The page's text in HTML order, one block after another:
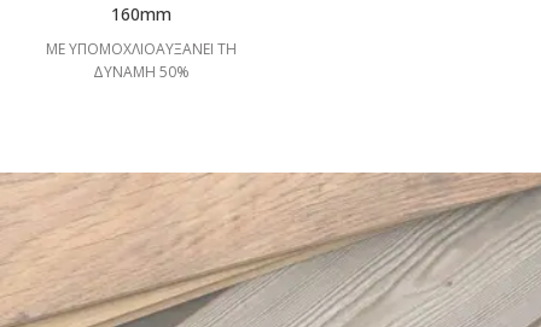
160mm
ΜΕ ΥΠΟΜΟΧΛΙΟΑΥΞΑΝEI ΤΗ
ΔΥΝΑΜΗ 50%